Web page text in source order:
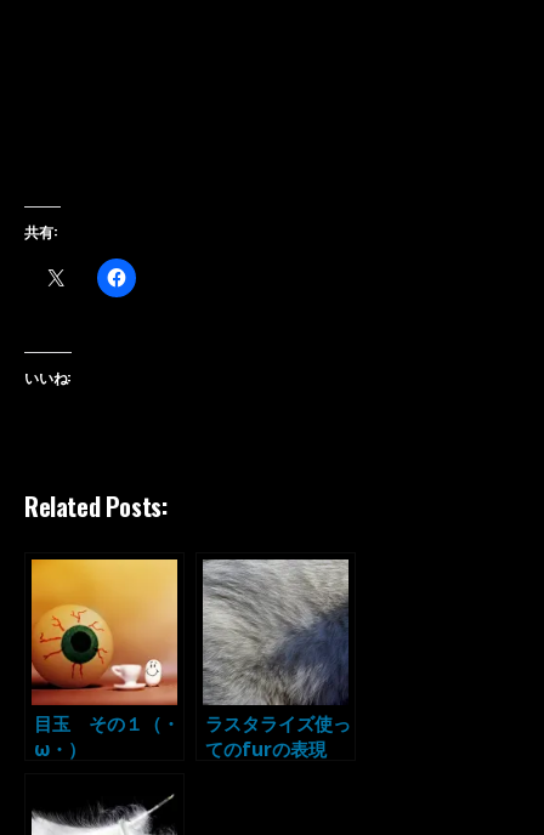
共有:
いいね:
Related Posts:
目玉 その１（・
ω・）
ラスタライズ使っ
てのfurの表現